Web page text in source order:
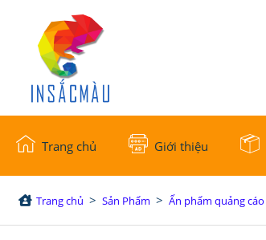
Trang chủ Giới thiệu
Trang chủ > Sản Phẩm > Ấn phẩm quảng cáo